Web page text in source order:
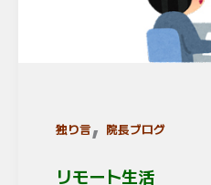
独り言, 院長ブログ
リモート生活